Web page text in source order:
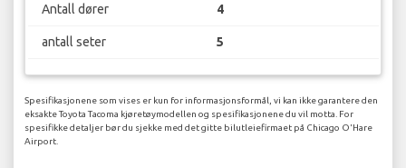
Antall dører 4
antall seter 5
Spesifikasjonene som vises er kun for informasjonsformål, vi kan ikke garantere den
eksakte Toyota Tacoma kjøretøymodellen og spesifikasjonene du vil motta. For
spesifikke detaljer bør du sjekke med det gitte bilutleiefirmaet på Chicago O'Hare
Airport.